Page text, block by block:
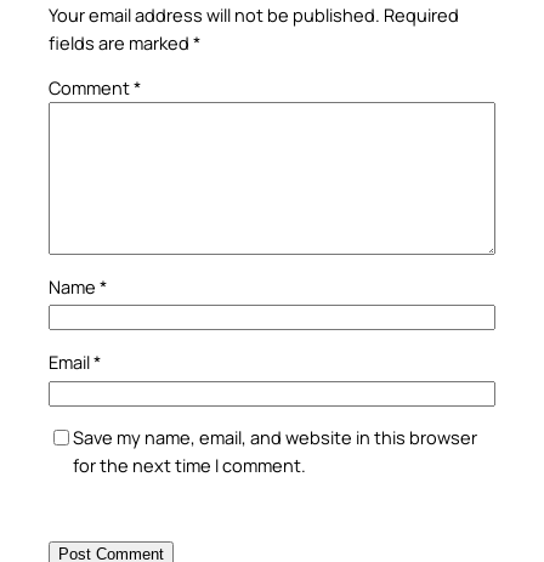
Your email address will not be published. Required
fields are marked *
Comment*
Name *
Email*
Save my name, email, and website in this browser
for the next time I comment.